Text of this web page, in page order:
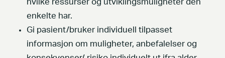
hvilke ressurser og utviklingsmuligheter den
enkelte har.
Gi pasient/bruker individuell tilpasset
informasjon om muligheter, anbefalelser og